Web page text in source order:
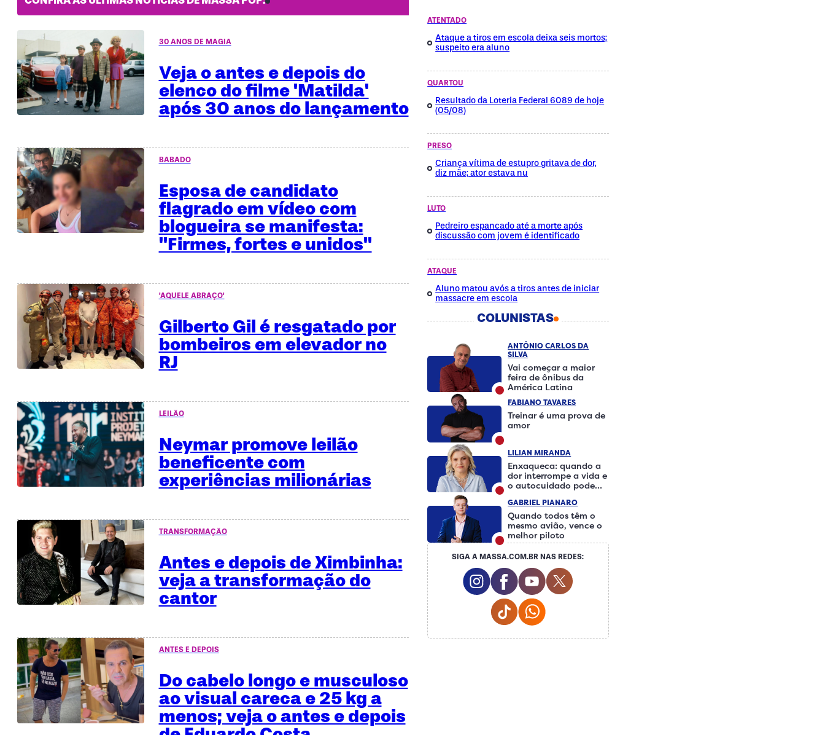
30 ANOS DE MAGIA
Veja o antes e depois do
elenco do filme 'Matilda'
após 30 anos do lançamento
BABADO
Esposa de candidato
flagrado em vídeo com
blogueira se manifesta:
"Firmes, fortes e unidos"
'AQUELE ABRAÇO'
Gilberto Gil é resgatado por
bombeiros em elevador no
RJ
LEILÃO
Neymar promove leilão
beneficente com
experiências milionárias
TRANSFORMAÇÃO
Antes e depois de Ximbinha:
veja a transformação do
cantor
ANTES E DEPOIS
Do cabelo longo e musculoso
ao visual careca e 25 kg a
menos; veja o antes e depois
ATENTADO
Ataque a tiros em escola deixa seis mortos;
suspeito era aluno
QUARTOU
Resultado da Loteria Federal 6089 de hoje
(05/08)
PRESO
Criança vítima de estupro gritava de dor,
diz mãe; ator estava nu
LUTO
Pedreiro espancado até a morte após
discussão com jovem é identificado
ATAQUE
Aluno matou avós a tiros antes de iniciar
massacre em escola
COLUNISTAS
ANTÔNIO CARLOS DA
SILVA
Vai começar a maior
feira de ônibus da
América Latina
FABIANO TAVARES
Treinar é uma prova de
amor
LILIAN MIRANDA
Enxaqueca: quando a
dor interrompe a vida e
o autocuidado pode
GABRIEL PIANARO
Quando todos têm o
mesmo avião, vence o
melhor piloto
SIGA A MASSA.COM.BR NAS REDES:
Instagram Social Media
Facebook Social Media
Youtube Social Media
Twitter Social Media
Tiktok Social Media
Whatsapp Social Media